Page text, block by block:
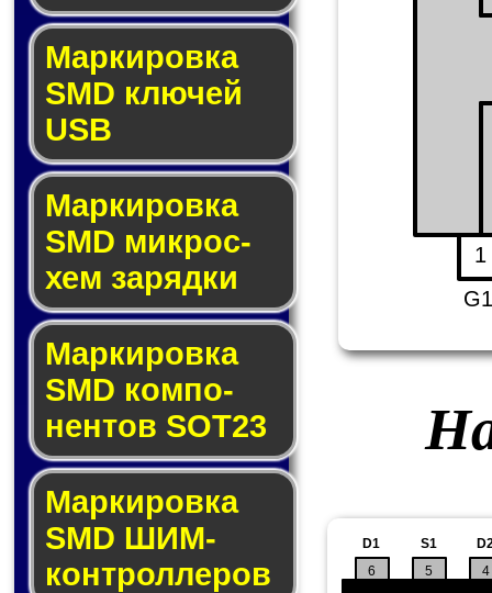
Маркировка
SMD клю­чей
USB
Маркировка
SMD мик­рос­
хем за­ряд­ки
Маркировка
SMD ком­по­
нен­тов SOT23
Маркировка
SMD ШИМ-
кон­трол­ле­ров
1
G1
4
S1
5
6
D1